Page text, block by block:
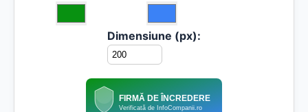
Dimensiune (px):
FIRMĂ DE ÎNCREDERE
Verificată de InfoCompanii.ro